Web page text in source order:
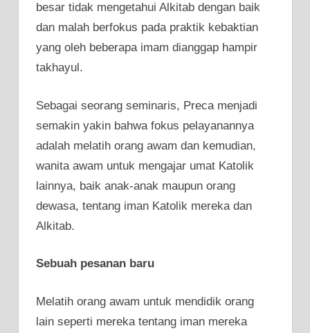
besar tidak mengetahui Alkitab dengan baik
dan malah berfokus pada praktik kebaktian
yang oleh beberapa imam dianggap hampir
takhayul.
Sebagai seorang seminaris, Preca menjadi
semakin yakin bahwa fokus pelayanannya
adalah melatih orang awam dan kemudian,
wanita awam untuk mengajar umat Katolik
lainnya, baik anak-anak maupun orang
dewasa, tentang iman Katolik mereka dan
Alkitab.
Sebuah pesanan baru
Melatih orang awam untuk mendidik orang
lain seperti mereka tentang iman mereka